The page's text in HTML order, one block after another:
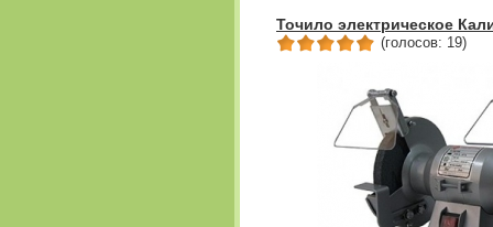
Точило электрическое
(голосов: 19)